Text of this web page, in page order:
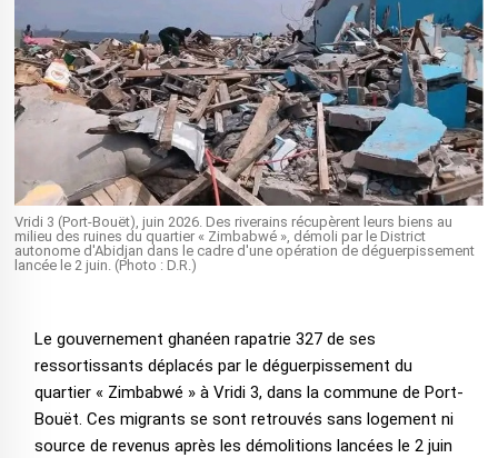
Vridi 3 (Port-Bouët), juin 2026. Des riverains récupèrent leurs biens au
milieu des ruines du quartier « Zimbabwé », démoli par le District
autonome d'Abidjan dans le cadre d'une opération de déguerpissement
lancée le 2 juin. (Photo : D.R.)
Le gouvernement ghanéen rapatrie 327 de ses
ressortissants déplacés par le déguerpissement du
quartier « Zimbabwé » à Vridi 3, dans la commune de Port-
Bouët. Ces migrants se sont retrouvés sans logement ni
source de revenus après les démolitions lancées le 2 juin